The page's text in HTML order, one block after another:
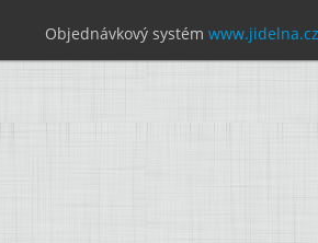
Objednávkový systém www.jidelna.cz